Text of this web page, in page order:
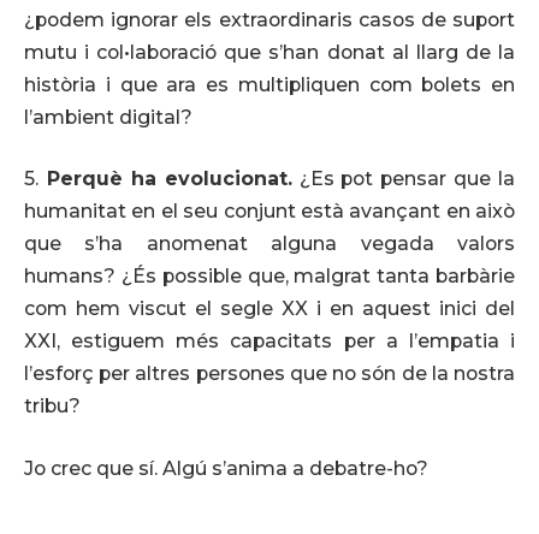
¿podem ignorar els extraordinaris casos de suport
mutu i col•laboració que s’han donat al llarg de la
història i que ara es multipliquen com bolets en
l’ambient digital?
5. Perquè ha evolucionat.¿Es pot pensar que la
humanitat en el seu conjunt està avançant en això
que s’ha anomenat alguna vegada valors
humans? ¿És possible que, malgrat tanta barbàrie
com hem viscut el segle XX i en aquest inici del
XXI, estiguem més capacitats per a l’empatia i
l’esforç per altres persones que no són de la nostra
tribu?
Jo crec que sí. Algú s’anima a debatre-ho?